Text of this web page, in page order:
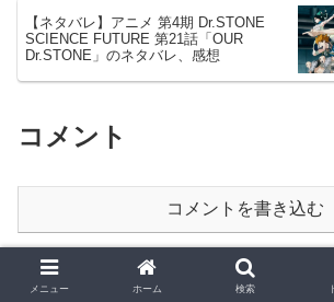
【ネタバレ】アニメ 第4期 Dr.STONE
SCIENCE FUTURE 第21話「OUR
Dr.STONE」のネタバレ、感想
コメント
コメントを書き込む
メニュー ホーム 検索